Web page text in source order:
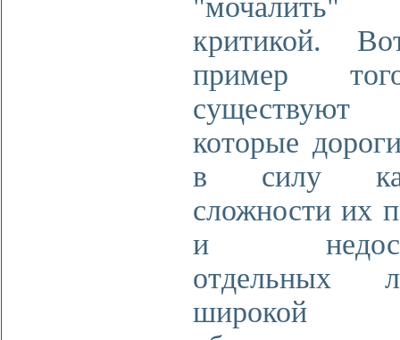
"мочалить"
критикой.
пример
которые
в силу
сложности их
и
отдельных
широкой